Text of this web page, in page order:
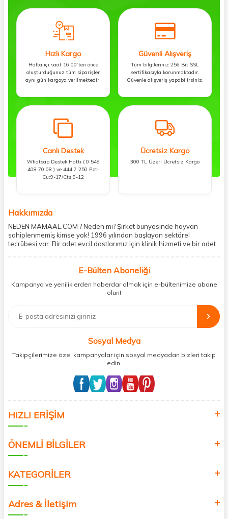
Hızlı Kargo
Hafta içi saat 16:00’ten önce
oluşturduğunuz tüm siparişler
aynı gün kargoya verilmektedir.
Güvenli Alışveriş
Tüm bilgileriniz 256 Bit SSL
sertifikasıyla korunmaktadır.
Güvenle alışveriş yapabilirsiniz.
Canlı Destek
Whatsap Destek Hattı ( 0 549
408 70 08 ) ve 444 7 250 Pzt-
Cu:9-17/Cts:9-12
Ücretsiz Kargo
300 TL Üzeri Ücretsiz Kargo
Hakkımızda
NEDEN MAMAAL.COM ? Neden mi? Şirket bünyesinde hayvan
sahiplenmemiş kimse yok! 1996 yılından başlayan sektörel
tecrübesi var. Bir adet evcil dostlarımız için klinik hizmeti ve bir adet
mobil şubesi ile tüketicilerine en hızlı ve güvenilir teslimatı garanti
etmektedir. Havale-EFT ve kredi kartı gibi ödeme seçenekleri ile
müşterilerini ödeme hususunda imkan sağlamıştır. Sosyal
sorumluluğu kesinlikle es geçmeyerek, mamaal.com üzerinden satışı
yapılan her ürün için sokak hayvanlarına aylık ve düzenli olarak
bağış işlemi gerçekleştirmektedir.
E-Bülten Aboneliği
Kampanya ve yeniliklerden haberdar olmak için e-bültenimize abone
olun!
Sosyal Medya
Takipçilerimize özel kampanyalar için sosyal medyadan bizleri takip
edin.
HIZLI ERİŞİM
ÖNEMLİ BİLGİLER
KATEGORİLER
Adres & İletişim